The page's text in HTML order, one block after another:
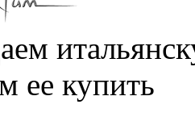
ее купить